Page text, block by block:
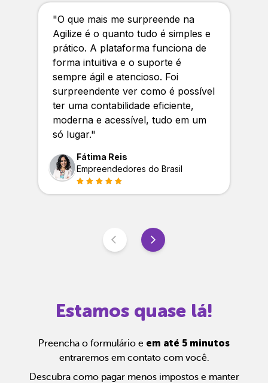
"O que mais me surpreende na
Agilize é o quanto tudo é simples e
prático. A plataforma funciona de
forma intuitiva e o suporte é
sempre ágil e atencioso. Foi
surpreendente ver como é possível
ter uma contabilidade eficiente,
moderna e acessível, tudo em um
só lugar."
Fátima Reis
Empreendedores do Brasil
Estamos quase lá!
Preencha o formulário e em até 5 minutos
entraremos em contato com você.
Descubra como pagar menos impostos e manter